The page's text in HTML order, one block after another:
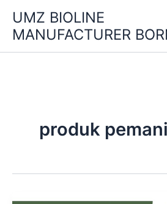
content
UMZ BIOLINE
MANUFACTURER
produk